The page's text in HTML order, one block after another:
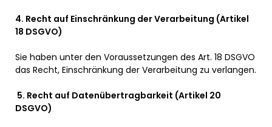
4. Recht auf Einschränkung der Verarbeitung (Artikel
18 DSGVO)
Sie haben unter den Voraussetzungen des Art. 18 DSGVO
das Recht, Einschränkung der Verarbeitung zu verlangen.
5. Recht auf Datenübertragbarkeit (Artikel 20
DSGVO)